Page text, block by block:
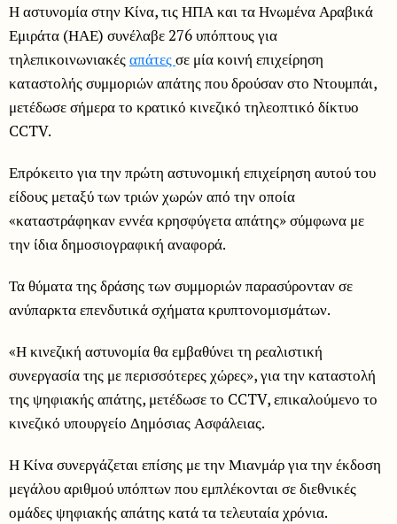
Η αστυνομία στην Κίνα, τις ΗΠΑ και τα Ηνωμένα Αραβικά
Εμιράτα (ΗΑΕ) συνέλαβε 276 υπόπτους για
τηλεπικοινωνιακέςαπάτεςσε μία κοινή επιχείρηση
καταστολής συμμοριών απάτης που δρούσαν στο Ντουμπάι,
μετέδωσε σήμερα το κρατικό κινεζικό τηλεοπτικό δίκτυο
CCTV.
Επρόκειτο για την πρώτη αστυνομική επιχείρηση αυτού του
είδους μεταξύ των τριών χωρών από την οποία
«καταστράφηκαν εννέα κρησφύγετα απάτης» σύμφωνα με
την ίδια δημοσιογραφική αναφορά.
Τα θύματα της δράσης των συμμοριών παρασύρονταν σε
ανύπαρκτα επενδυτικά σχήματα κρυπτονομισμάτων.
«Η κινεζική αστυνομία θα εμβαθύνει τη ρεαλιστική
συνεργασία της με περισσότερες χώρες», για την καταστολή
της ψηφιακής απάτης, μετέδωσε το CCTV, επικαλούμενο το
κινεζικό υπουργείο Δημόσιας Ασφάλειας.
Η Κίνα συνεργάζεται επίσης με την Μιανμάρ για την έκδοση
μεγάλου αριθμού υπόπτων που εμπλέκονται σε διεθνικές
ομάδες ψηφιακής απάτης κατά τα τελευταία χρόνια.